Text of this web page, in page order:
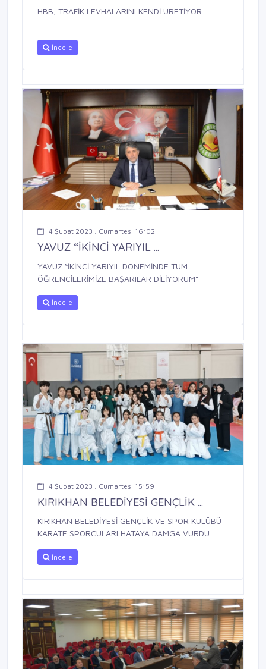
HBB, TRAFİK LEVHALARINI KENDİ ÜRETİYOR
İncele
4 Şubat 2023 , Cumartesi 16:02
YAVUZ “İKİNCİ YARIYIL ...
YAVUZ “İKİNCİ YARIYIL DÖNEMİNDE TÜM
ÖĞRENCİLERİMİZE BAŞARILAR DİLİYORUM”
İncele
4 Şubat 2023 , Cumartesi 15:59
KIRIKHAN BELEDİYESİ GENÇLİK ...
KIRIKHAN BELEDİYESİ GENÇLİK VE SPOR KULÜBÜ
KARATE SPORCULARI HATAYA DAMGA VURDU
İncele